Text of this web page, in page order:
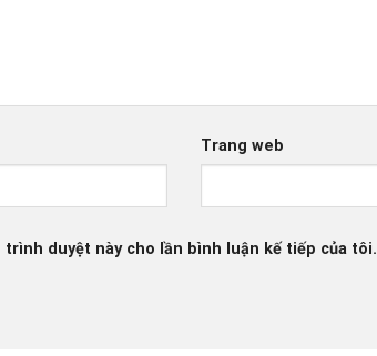
Trang web
duyệt này cho lần bình luận kế tiếp của tôi.